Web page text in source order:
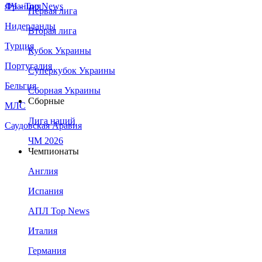
Франция
Нидерланды
Турция
Португалия
Бельгия
МЛС
Саудовская Аравия
ЛЧ - Top News
Первая лига
Вторая лига
Кубок Украины
Суперкубок Украины
Сборная Украины
Сборные
Лига наций
ЧМ 2026
Чемпионаты
Англия
Испания
АПЛ Top News
Италия
Германия